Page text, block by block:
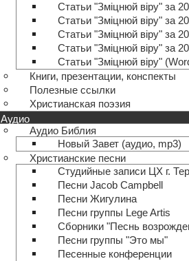
Статьи "Зміцнюй віру" за
Статьи "Зміцнюй віру" за
Статьи "Зміцнюй віру" за
Статьи "Зміцнюй віру" за
Статьи "Зміцнюй віру"
Книги, презентации, конспекты
Полезные ccылки
Христианская поэзия
Аудио
Аудио Библия
Новый Завет (аудио, mp3)
Христианские песни
Студийные записи ЦХ г.
Песни Jacob Campbell
Песни Жигулина
Песни группы Lege Artis
Сборники "Песнь
Песни группы "Это мы"
Песенные конференции